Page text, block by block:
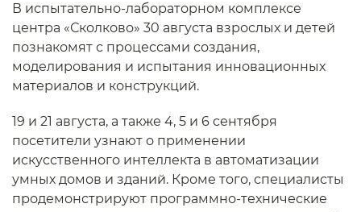
В испытательно-лабораторном комплексе
центра «Сколково» 30 августа взрослых и детей
познакомят с процессами создания,
моделирования и испытания инновационных
материалов и конструкций.
19 и 21 августа, а также 4, 5 и 6 сентября
посетители узнают о применении
искусственного интеллекта в автоматизации
умных домов и зданий. Кроме того, специалисты
продемонстрируют программно-технические